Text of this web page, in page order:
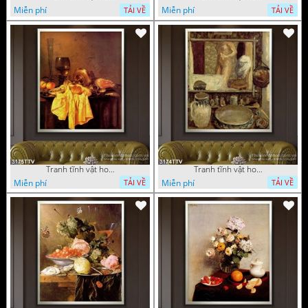
Miễn phí
TẢI VỀ
Miễn phí
TẢI VỀ
Tranh tĩnh vật hoa quả sơn dầu trang trí đẹp
Miễn phí
TẢI VỀ
Tranh tĩnh vật hoa quả sơn dầu nghệ thuật
Miễn phí
TẢI VỀ